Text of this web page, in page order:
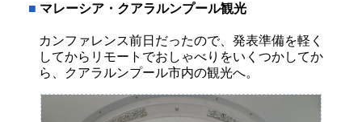
■ マレーシア・クアラルンプール観光
カンファレンス前日だったので、発表準備を軽く
してからリモートでおしゃべりをいくつかしてか
ら、クアラルンプール市内の観光へ。